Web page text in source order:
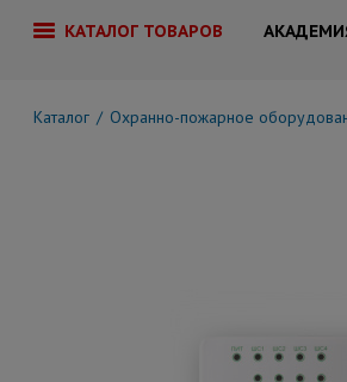
КАТАЛОГ ТОВАРОВ
Каталог Охранно-пожарное